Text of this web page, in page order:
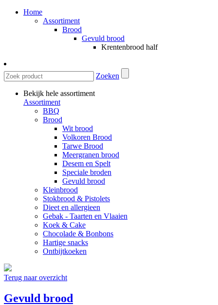
Home
Assortiment
Brood
Gevuld brood
Krentenbrood half
Zoeken
Bekijk hele assortiment
Assortiment
BBQ
Brood
Wit brood
Volkoren Brood
Tarwe Brood
Meergranen brood
Desem en Spelt
Speciale broden
Gevuld brood
Kleinbrood
Stokbrood & Pistolets
Dieet en allergieen
Gebak - Taarten en Vlaaien
Koek & Cake
Chocolade & Bonbons
Hartige snacks
Ontbijtkoeken
Terug naar overzicht
Gevuld brood